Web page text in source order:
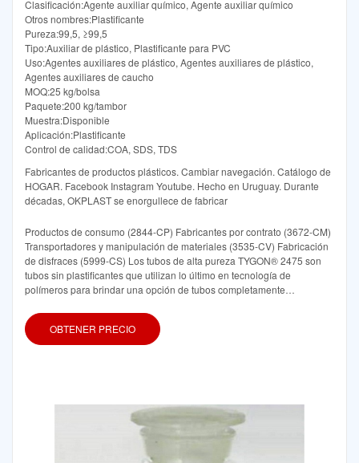
Clasificación:Agente auxiliar químico, Agente auxiliar químico
Otros nombres:Plastificante
Pureza:99,5, ≥99,5
Tipo:Auxiliar de plástico, Plastificante para PVC
Uso:Agentes auxiliares de plástico, Agentes auxiliares de plástico,
Agentes auxiliares de caucho
MOQ:25 kg/bolsa
Paquete:200 kg/tambor
Muestra:Disponible
Aplicación:Plastificante
Control de calidad:COA, SDS, TDS
Fabricantes de productos plásticos. Cambiar navegación. Catálogo de
HOGAR. Facebook Instagram Youtube. Hecho en Uruguay. Durante
décadas, OKPLAST se enorgullece de fabricar
Productos de consumo (2844-CP) Fabricantes por contrato (3672-CM)
Transportadores y manipulación de materiales (3535-CV) Fabricación
de disfraces (5999-CS) Los tubos de alta pureza TYGON® 2475 son
tubos sin plastificantes que utilizan lo último en tecnología de
polímeros para brindar una opción de tubos completamente
sensibles
OBTENER PRECIO